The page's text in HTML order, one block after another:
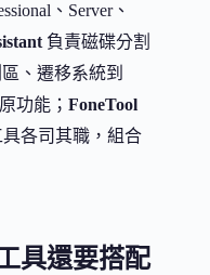
、Server、
負責磁碟分割
、遷移系統到
功能； FoneTool
各司其職，組合
具還要搭配